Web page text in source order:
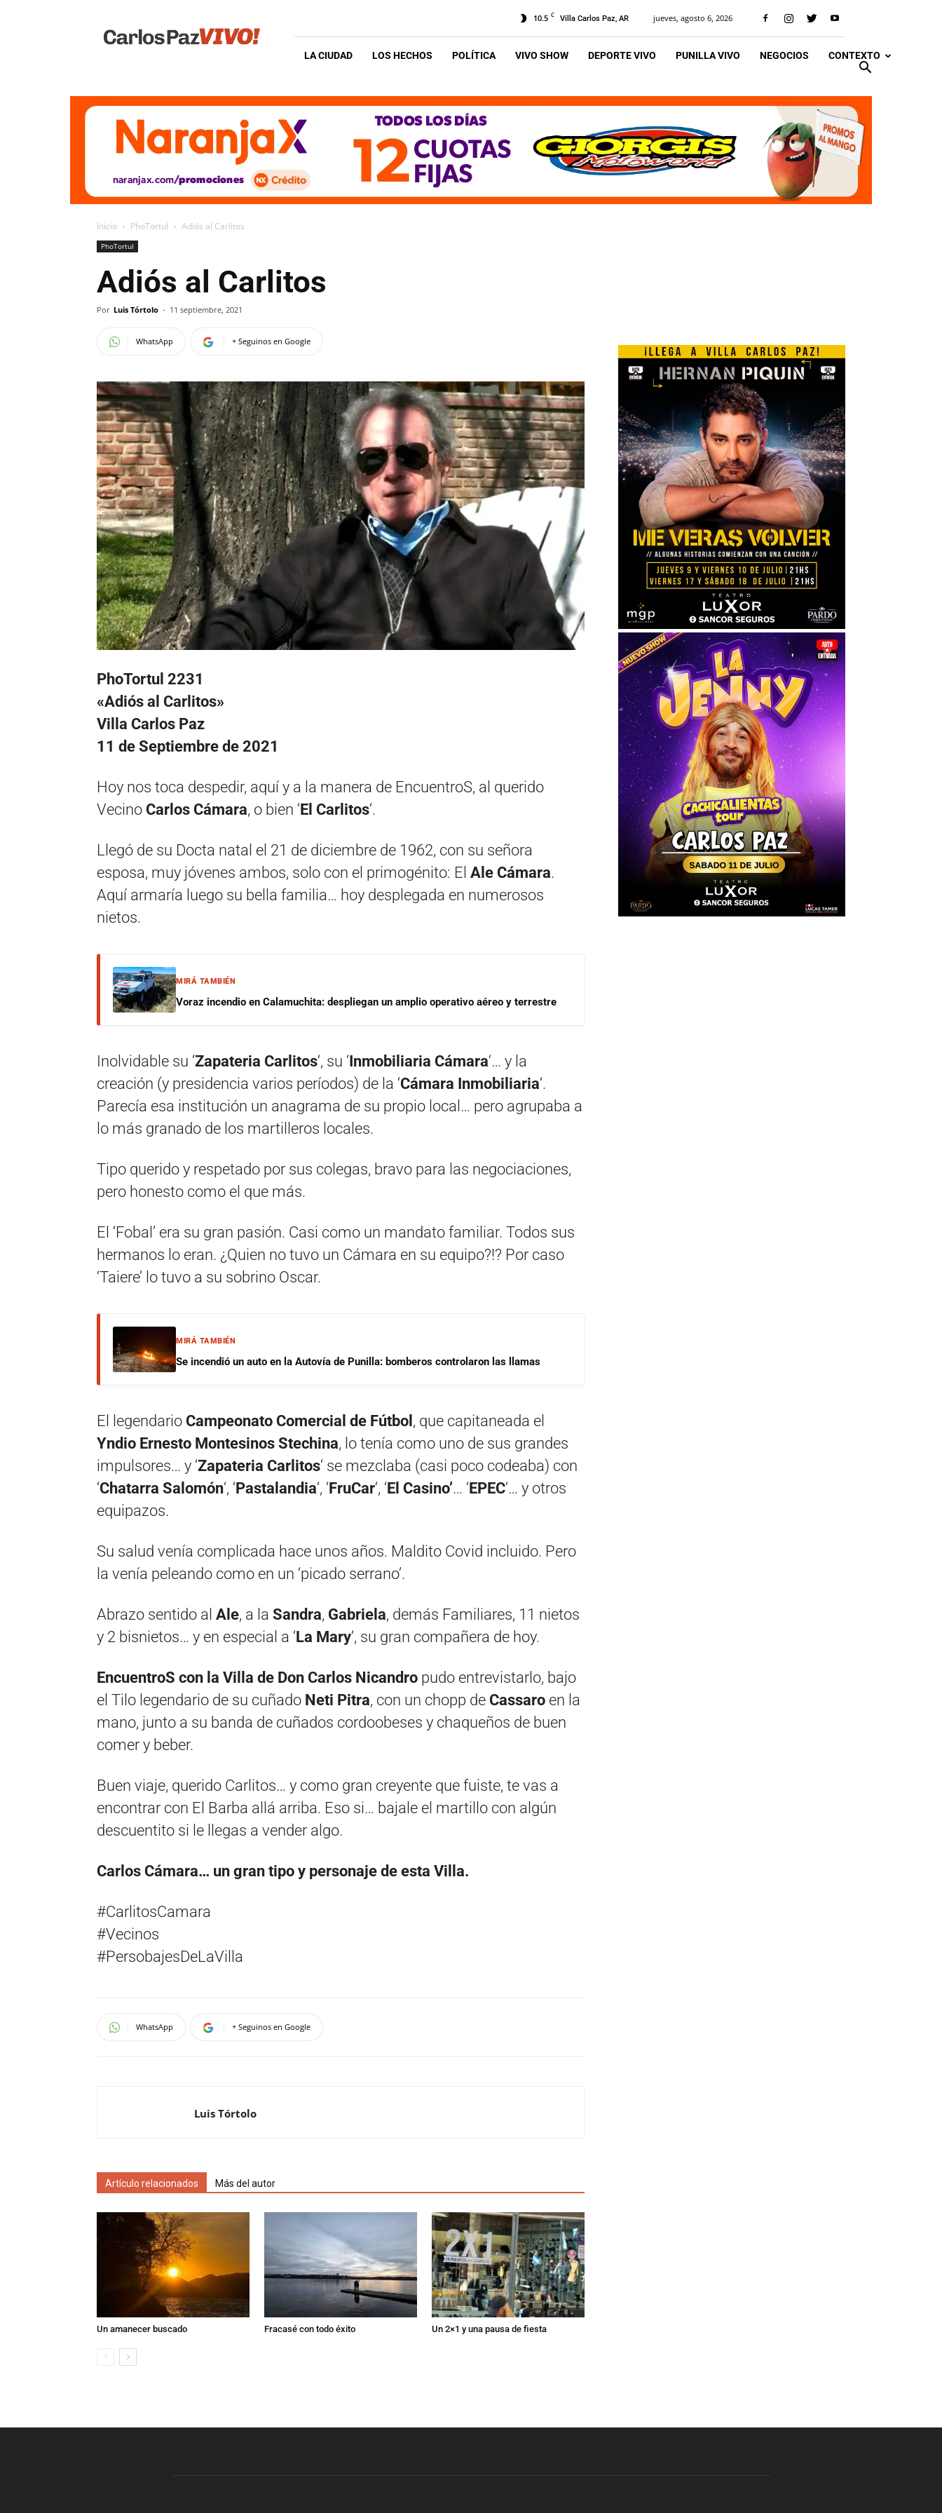
Vivo
10.5 C Villa Carlos Paz, AR jueves, agosto 6, 2026
LA CIUDAD LOS HECHOS POLÍTICA VIVO SHOW DEPORTE VIVO PUNILLA VIVO NEGOCIOS CONTEXTO
Inicio PhoTortul Adiós al Carlitos
PhoTortul
Adiós al Carlitos
Por Luis Tórtolo - 11 septiembre, 2021
WhatsApp + Seguinos en Google
PhoTortul 2231
«Adiós al Carlitos»
Villa Carlos Paz
11 de Septiembre de 2021
Hoy nos toca despedir, aquí y a la manera de EncuentroS, al querido
Vecino Carlos Cámara, o bien ‘El Carlitos‘.
Llegó de su Docta natal el 21 de diciembre de 1962, con su señora
esposa, muy jóvenes ambos, solo con el primogénito: El Ale Cámara.
Aquí armaría luego su bella familia… hoy desplegada en numerosos
nietos.
MIRÁ TAMBIÉN
Voraz incendio en Calamuchita: despliegan un amplio operativo aéreo y terrestre
Inolvidable su ‘Zapateria Carlitos‘, su ‘Inmobiliaria Cámara‘… y la
creación (y presidencia varios períodos) de la ‘Cámara Inmobiliaria‘.
Parecía esa institución un anagrama de su propio local… pero agrupaba a
lo más granado de los martilleros locales.
Tipo querido y respetado por sus colegas, bravo para las negociaciones,
pero honesto como el que más.
El ‘Fobal’ era su gran pasión. Casi como un mandato familiar. Todos sus
hermanos lo eran. ¿Quien no tuvo un Cámara en su equipo?!? Por caso
‘Taiere’ lo tuvo a su sobrino Oscar.
MIRÁ TAMBIÉN
Se incendió un auto en la Autovía de Punilla: bomberos controlaron las llamas
El legendario Campeonato Comercial de Fútbol , que capitaneada el
Yndio Ernesto Montesinos Stechina, lo tenía como uno de sus grandes
impulsores… y ‘Zapateria Carlitos‘ se mezclaba (casi poco codeaba) con
‘Chatarra Salomón‘, ‘Pastalandia‘, ‘FruCar‘, ‘El Casino’… ‘EPEC‘… y otros
equipazos.
Su salud venía complicada hace unos años. Maldito Covid incluido. Pero
la venía peleando como en un ‘picado serrano’.
Abrazo sentido al Ale, a la Sandra, Gabriela, demás Familiares, 11 nietos
y 2 bisnietos… y en especial a ‘La Mary‘, su gran compañera de hoy.
EncuentroS con la Villa de Don Carlos Nicandro pudo entrevistarlo, bajo
el Tilo legendario de su cuñado Neti Pitra, con un chopp de Cassaro en la
mano, junto a su banda de cuñados cordoobeses y chaqueños de buen
comer y beber.
Buen viaje, querido Carlitos… y como gran creyente que fuiste, te vas a
encontrar con El Barba allá arriba. Eso si… bajale el martillo con algún
descuentito si le llegas a vender algo.
Carlos Cámara… un gran tipo y personaje de esta Villa.
#CarlitosCamara
#Vecinos
#PersobajesDeLaVilla
WhatsApp + Seguinos en Google
Luis Tórtolo
Artículo relacionados Más del autor
Un amanecer buscado Fracasé con todo éxito Un 2×1 y una pausa de fiesta